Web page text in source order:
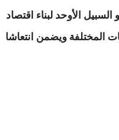
السبيل الأوحد لبناء اقتصاد
المختلفة ويضمن انتعاشا